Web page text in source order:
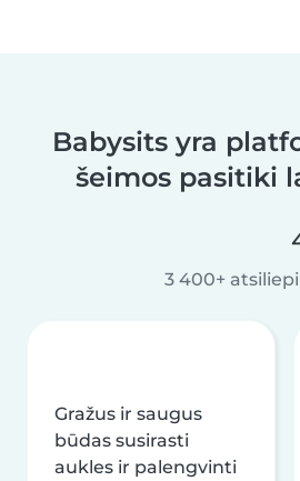
Babysits yra
šeimos pasitiki
3 400+
Gražus ir saugus
būdas susirasti
aukles ir palengvinti